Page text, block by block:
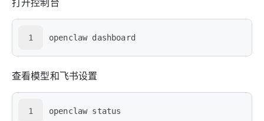
打开控制台
1 openclaw dashboard
查看模型和飞书设置
1 openclaw status